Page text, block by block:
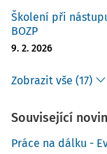
Školení při
BOZP
9. 2. 2026
Zobrazit vše (17)
Související
Práce na dálku -